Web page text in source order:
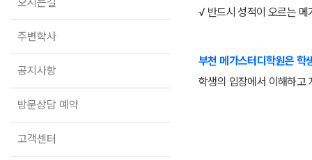
방문상담 예약
온라인 상담
자주 묻는 질문
재원생 온라인 결제 안내
단과 온라인 결제 안내
마이페이지 안내
주변학사
공지사항
방문상담 예약
고객센터
√ 반드시 성적이 오르는 메
부천 메가스터디학원은 학
학생의 입장에서 이해하고